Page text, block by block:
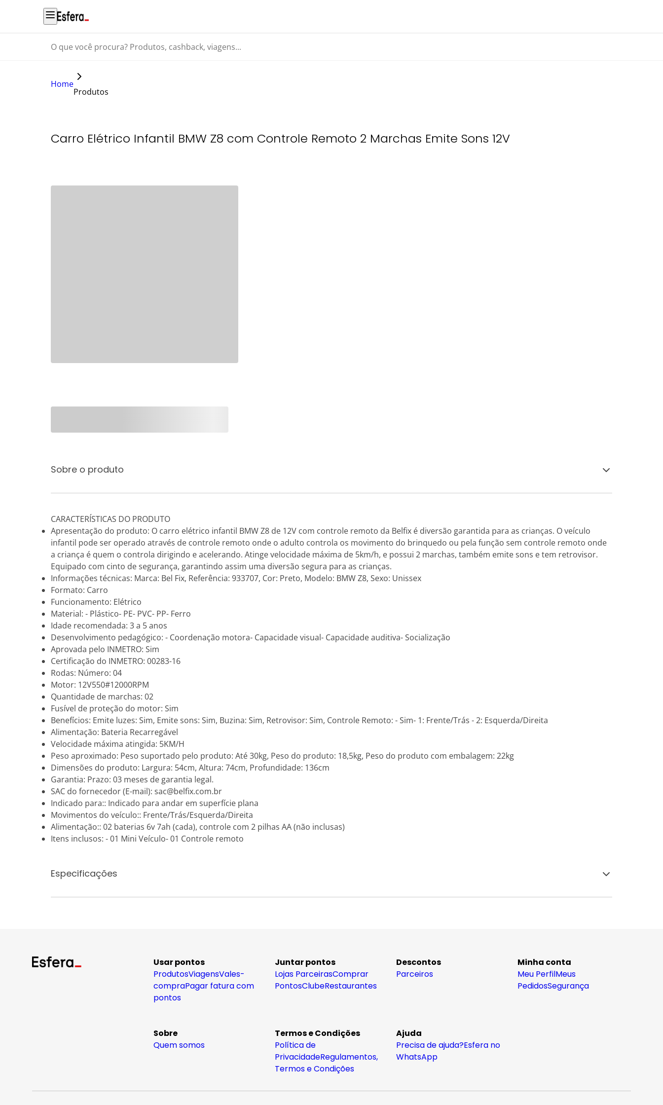
O que você procura? Produtos, cashback, viagens...
Home
Produtos
Carro Elétrico Infantil BMW Z8 com Controle Remoto 2 Marchas Emite Sons 12V
Sobre o produto
CARACTERÍSTICAS DO PRODUTO
Apresentação do produto: O carro elétrico infantil BMW Z8 de 12V com controle remoto da Belfix é diversão garantida para as crianças. O veículo
infantil pode ser operado através de controle remoto onde o adulto controla os movimento do brinquedo ou pela função sem controle remoto onde
a criança é quem o controla dirigindo e acelerando. Atinge velocidade máxima de 5km/h, e possui 2 marchas, também emite sons e tem retrovisor.
Equipado com cinto de segurança, garantindo assim uma diversão segura para as crianças.
Informações técnicas: Marca: Bel Fix, Referência: 933707, Cor: Preto, Modelo: BMW Z8, Sexo: Unissex
Formato: Carro
Funcionamento: Elétrico
Material: - Plástico- PE- PVC- PP- Ferro
Idade recomendada: 3 a 5 anos
Desenvolvimento pedagógico: - Coordenação motora- Capacidade visual- Capacidade auditiva- Socialização
Aprovada pelo INMETRO: Sim
Certificação do INMETRO: 00283-16
Rodas: Número: 04
Motor: 12V550#12000RPM
Quantidade de marchas: 02
Fusível de proteção do motor: Sim
Benefícios: Emite luzes: Sim, Emite sons: Sim, Buzina: Sim, Retrovisor: Sim, Controle Remoto: - Sim- 1: Frente/Trás - 2: Esquerda/Direita
Alimentação: Bateria Recarregável
Velocidade máxima atingida: 5KM/H
Peso aproximado: Peso suportado pelo produto: Até 30kg, Peso do produto: 18,5kg, Peso do produto com embalagem: 22kg
Dimensões do produto: Largura: 54cm, Altura: 74cm, Profundidade: 136cm
Garantia: Prazo: 03 meses de garantia legal.
SAC do fornecedor (E-mail): sac@belfix.com.br
Indicado para:: Indicado para andar em superfície plana
Movimentos do veículo:: Frente/Trás/Esquerda/Direita
Alimentação:: 02 baterias 6v 7ah (cada), controle com 2 pilhas AA (não inclusas)
Itens inclusos: - 01 Mini Veículo- 01 Controle remoto
Especificações
Usar pontos
ProdutosViagensVales-
compraPagar fatura com
pontos
Juntar pontos
Lojas ParceirasComprar
PontosClubeRestaurantes
Descontos
Parceiros
Minha conta
Meu PerfilMeus
PedidosSegurança
Sobre
Quem somos
Termos e Condições
Política de
PrivacidadeRegulamentos,
Termos e Condições
Ajuda
Precisa de ajuda?Esfera no
WhatsApp